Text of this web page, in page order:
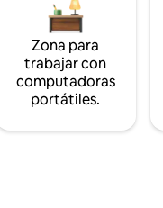
Zona para
trabajar con
computadoras
portátiles.